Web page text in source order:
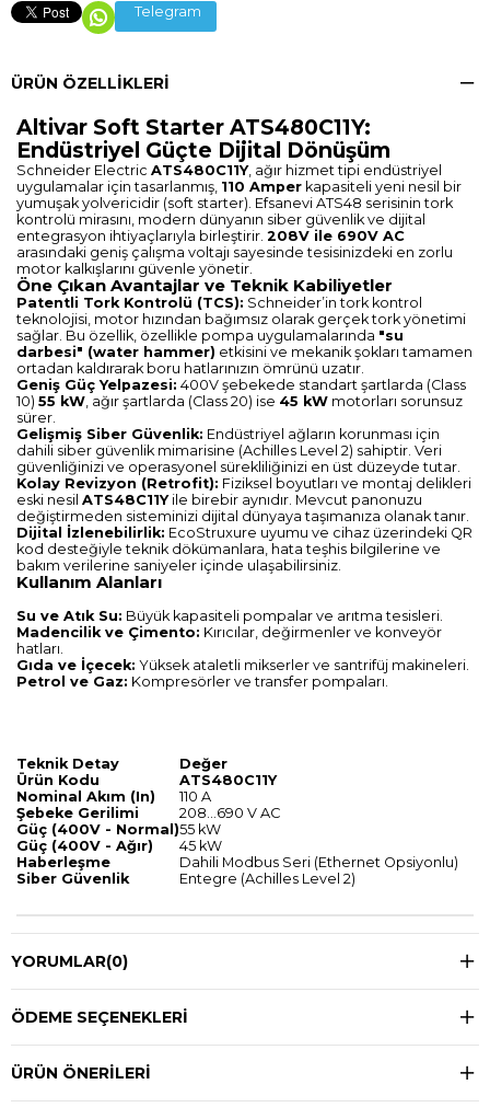
Telegram
ÜRÜN ÖZELLIKLERI
Altivar Soft Starter ATS480C11Y:
Endüstriyel Güçte Dijital Dönüşüm
Schneider Electric ATS480C11Y, ağır hizmet tipi endüstriyel
uygulamalar için tasarlanmış, 110 Amper kapasiteli yeni nesil bir
yumuşak yolvericidir (soft starter). Efsanevi ATS48 serisinin tork
kontrolü mirasını, modern dünyanın siber güvenlik ve dijital
entegrasyon ihtiyaçlarıyla birleştirir. 208V ile 690V AC
arasındaki geniş çalışma voltajı sayesinde tesisinizdeki en zorlu
motor kalkışlarını güvenle yönetir.
Öne Çıkan Avantajlar ve Teknik Kabiliyetler
Patentli Tork Kontrolü (TCS): Schneider’in tork kontrol
teknolojisi, motor hızından bağımsız olarak gerçek tork yönetimi
sağlar. Bu özellik, özellikle pompa uygulamalarında "su
darbesi" (water hammer) etkisini ve mekanik şokları tamamen
ortadan kaldırarak boru hatlarınızın ömrünü uzatır.
Geniş Güç Yelpazesi: 400V şebekede standart şartlarda (Class
10) 55 kW, ağır şartlarda (Class 20) ise 45 kW motorları sorunsuz
sürer.
Gelişmiş Siber Güvenlik: Endüstriyel ağların korunması için
dahili siber güvenlik mimarisine (Achilles Level 2) sahiptir. Veri
güvenliğinizi ve operasyonel sürekliliğinizi en üst düzeyde tutar.
Kolay Revizyon (Retrofit): Fiziksel boyutları ve montaj delikleri
eski nesil ATS48C11Yile birebir aynıdır. Mevcut panonuzu
değiştirmeden sisteminizi dijital dünyaya taşımanıza olanak tanır.
Dijital İzlenebilirlik: EcoStruxure uyumu ve cihaz üzerindeki QR
kod desteğiyle teknik dökümanlara, hata teşhis bilgilerine ve
bakım verilerine saniyeler içinde ulaşabilirsiniz.
Kullanım Alanları
Su ve Atık Su: Büyük kapasiteli pompalar ve arıtma tesisleri.
Madencilik ve Çimento: Kırıcılar, değirmenler ve konveyör
hatları.
Gıda ve İçecek: Yüksek ataletli mikserler ve santrifüj makineleri.
Petrol ve Gaz: Kompresörler ve transfer pompaları.
Teknik Detay
Değer
Ürün Kodu
ATS480C11Y
Nominal Akım (In)
110 A
Şebeke Gerilimi
208...690 V AC
Güç (400V - Normal)55 kW
Güç (400V - Ağır)
45 kW
Haberleşme
Dahili Modbus Seri (Ethernet Opsiyonlu)
Siber Güvenlik
Entegre (Achilles Level 2)
YORUMLAR(0)
ÖDEME SEÇENEKLERI
ÜRÜN ÖNERILERI